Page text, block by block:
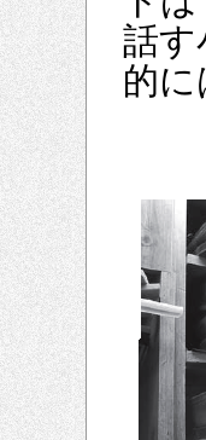
話す
的